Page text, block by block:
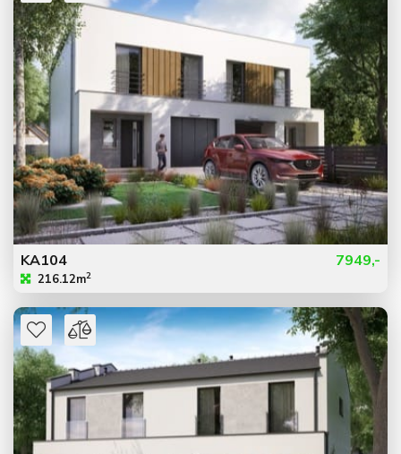
KA104
216.12m2
7949,-